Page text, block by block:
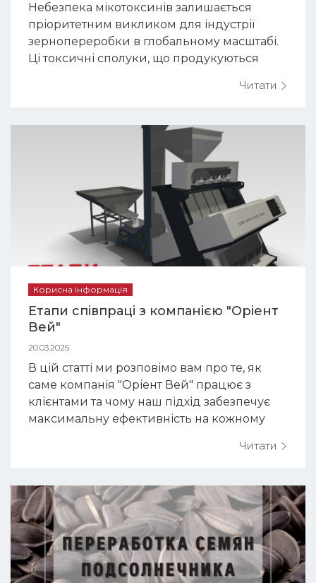
Небезпека мікотоксинів залишається
пріоритетним викликом для індустрії
зернопереробки в глобальному масштабі.
Ці токсичні сполуки, що продукуються
навіть у мінімальній концентрації.
Пшениця і кукурудза виступають
найбільш вразливими культурами до
ураження мікотоксинами пр...
Читати
Корисна інформація
Етапи співпраці з компанією "Оріент
Вей"
20.03.2025
В цій статті ми розповімо вам про те, як
саме компанія "Оріент Вей" працює з
клієнтами та чому наш підхід забезпечує
максимальну ефективність на кожному
нами - це 6 чітких кроків до ідеальної
потреб та плануванняНаші спеціалісти
проводять детальне з'ясування всіх
виробничих пот...
Читати